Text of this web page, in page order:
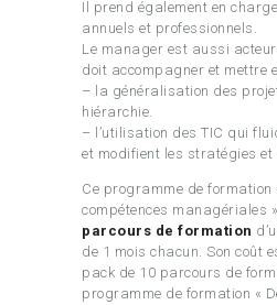
Il prend également en
annuels et professionnels.
Le manager est aussi
doit accompagner et mettre
– la généralisation des
hiérarchie.
– l’utilisation des TIC qui
et modifient les stratégies et
Ce programme de formation
compétences managériales
parcours de formation
de 1 mois chacun. Son coût
pack de 10 parcours de
programme de formation «